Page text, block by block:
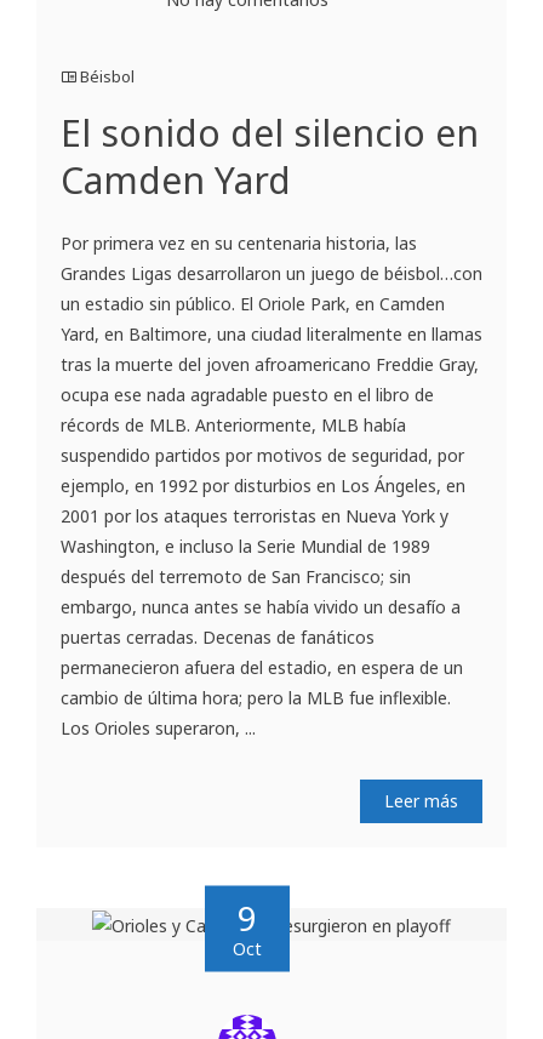
Béisbol
El sonido del silencio en
Camden Yard
Por primera vez en su centenaria historia, las
Grandes Ligas desarrollaron un juego de béisbol…con
un estadio sin público. El Oriole Park, en Camden
Yard, en Baltimore, una ciudad literalmente en llamas
tras la muerte del joven afroamericano Freddie Gray,
ocupa ese nada agradable puesto en el libro de
récords de MLB. Anteriormente, MLB había
suspendido partidos por motivos de seguridad, por
ejemplo, en 1992 por disturbios en Los Ángeles, en
2001 por los ataques terroristas en Nueva York y
Washington, e incluso la Serie Mundial de 1989
después del terremoto de San Francisco; sin
embargo, nunca antes se había vivido un desafío a
puertas cerradas. Decenas de fanáticos
permanecieron afuera del estadio, en espera de un
cambio de última hora; pero la MLB fue inflexible.
Los Orioles superaron, ...
Leer más
9
Oct